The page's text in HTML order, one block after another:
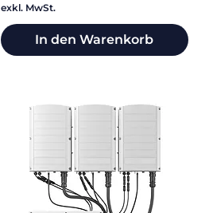
exkl. MwSt.
In den Warenkorb